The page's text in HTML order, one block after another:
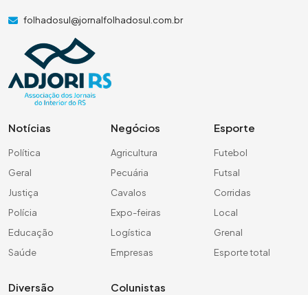
folhadosul@jornalfolhadosul.com.br
Notícias
Política
Geral
Justiça
Polícia
Educação
Saúde
Negócios
Agricultura
Pecuária
Cavalos
Expo-feiras
Logística
Empresas
Esporte
Futebol
Futsal
Corridas
Local
Grenal
Esporte total
Diversão Colunistas